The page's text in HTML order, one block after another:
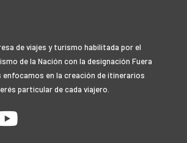
de viajes y turismo habilitada por el
de la Nación con la designación Fuera
enfocamos en la creación de itinerarios
particular de cada viajero.